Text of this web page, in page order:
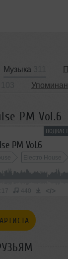
Музыка
PM Vol.6
PM Vol.6
Electro House
</>